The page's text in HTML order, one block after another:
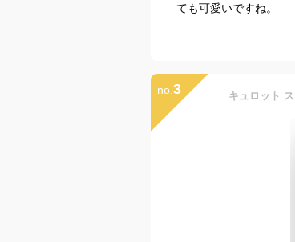
ても可愛いですね。
no. 3